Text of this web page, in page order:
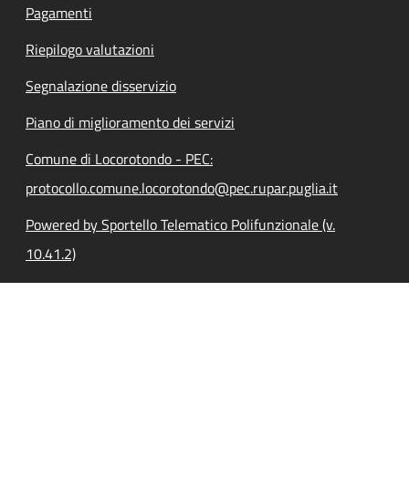
Pagamenti
Riepilogo valutazioni
Segnalazione disservizio
Piano di miglioramento dei servizi
Comune di Locorotondo - PEC:
protocollo.comune.locorotondo@pec.rupar.puglia.it
Powered by Sportello Telematico Polifunzionale (v.
10.41.2)